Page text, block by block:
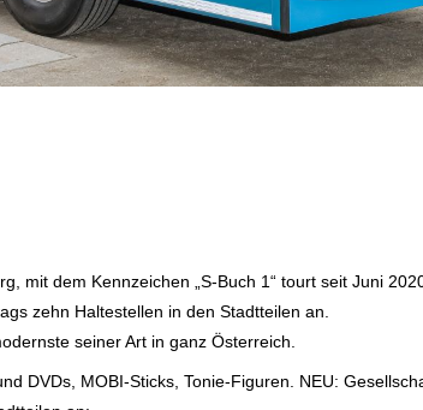
mit dem Kennzeichen „S-Buch 1“ tourt seit Juni
zehn Haltestellen in den Stadtteilen an.
seiner Art in ganz Österreich.
DVDs, MOBI-Sticks, Tonie-Figuren. NEU: